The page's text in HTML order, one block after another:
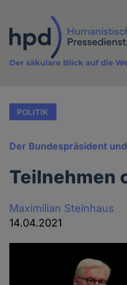
Inhalt
Der säkulare Blick auf die
POLITIK
Der Bundespräsident
Teilnehmen
Maximilian Steinhaus
14.04.2021